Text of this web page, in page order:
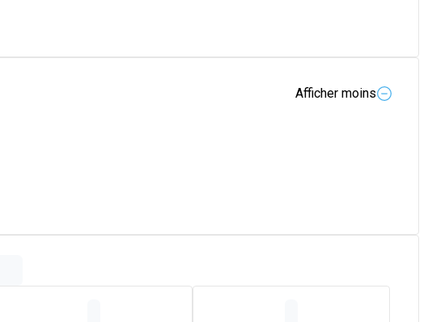
Afficher moins